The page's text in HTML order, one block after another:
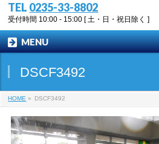
TEL 0235-33-8802
受付時間 10:00 - 15:00 [ 土・日・祝日除く ]
MENU
DSCF3492
HOME » DSCF3492